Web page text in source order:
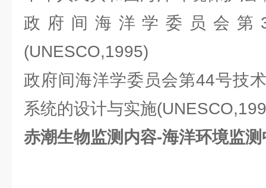
政府间海洋学委员会第
(UNESCO,1995)
政府间海洋学委员会第44号技
系统的设计与实施
赤潮生物监测内容-海洋环境监测